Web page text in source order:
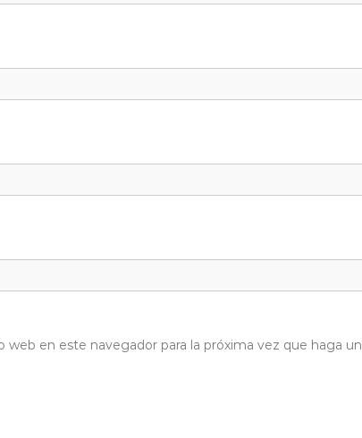
en este navegador para la próxima vez que haga un